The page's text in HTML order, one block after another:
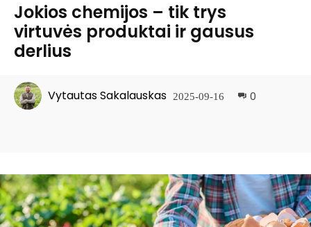
Jokios chemijos – tik trys
virtuvės produktai ir gausus
derlius
Vytautas Sakalauskas 2025-09-16 0